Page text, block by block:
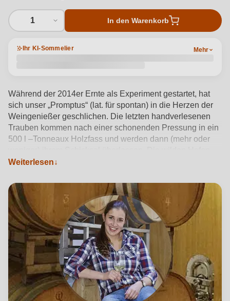
1 In den Warenkorb
Ihr KI-Sommelier Mehr
Während der 2014er Ernte als Experiment gestartet, hat
sich unser „Promptus“ (lat. für spontan) in die Herzen der
Weingenießer geschlichen. Die letzten handverlesenen
Trauben kommen nach einer schonenden Pressung in ein
500 l –Tonneaux Holzfass und werden dann (mehr oder
fangen an den Most zu vergären, natürlich stets unter der
ihnen im Keller zu kalt wird. Der Restzuckergehalt im Wein
befindet sich stets um die 30 g/l und so offenbart sich
unser Promptus als perfekter Begleiter zu Käse und
Dessert, aber auch als spannender Künstler zum Apéritif
mit Amuse-Bouche.Produktdetails anzeigen →
Weiterlesen